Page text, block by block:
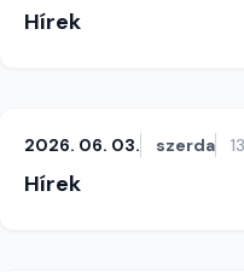
Hírek
2026. 06. 03. szerda
Hírek